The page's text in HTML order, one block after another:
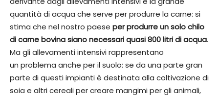
quantità di acqua che serve per produrre la carne: si
stima che nel nostro paese per produrre un solo chilo
di carne bovina siano necessari quasi 800 litri di acqua.
Ma gli allevamenti intensivi rappresentano
un problema anche per il suolo: se da una parte gran
parte di questi impianti è destinata alla coltivazione di
soia e altri cereali per creare mangimi per gli animali,